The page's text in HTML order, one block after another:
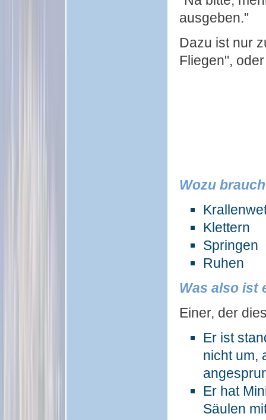
ausgeben."
Dazu ist nur
Fliegen",
Wozu
Klettern
Springen
Ruhen
Was also ist
Einer, der
Er ist
nicht um,
Er hat
Säulen